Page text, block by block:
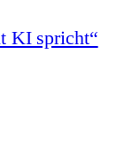
KI spricht“